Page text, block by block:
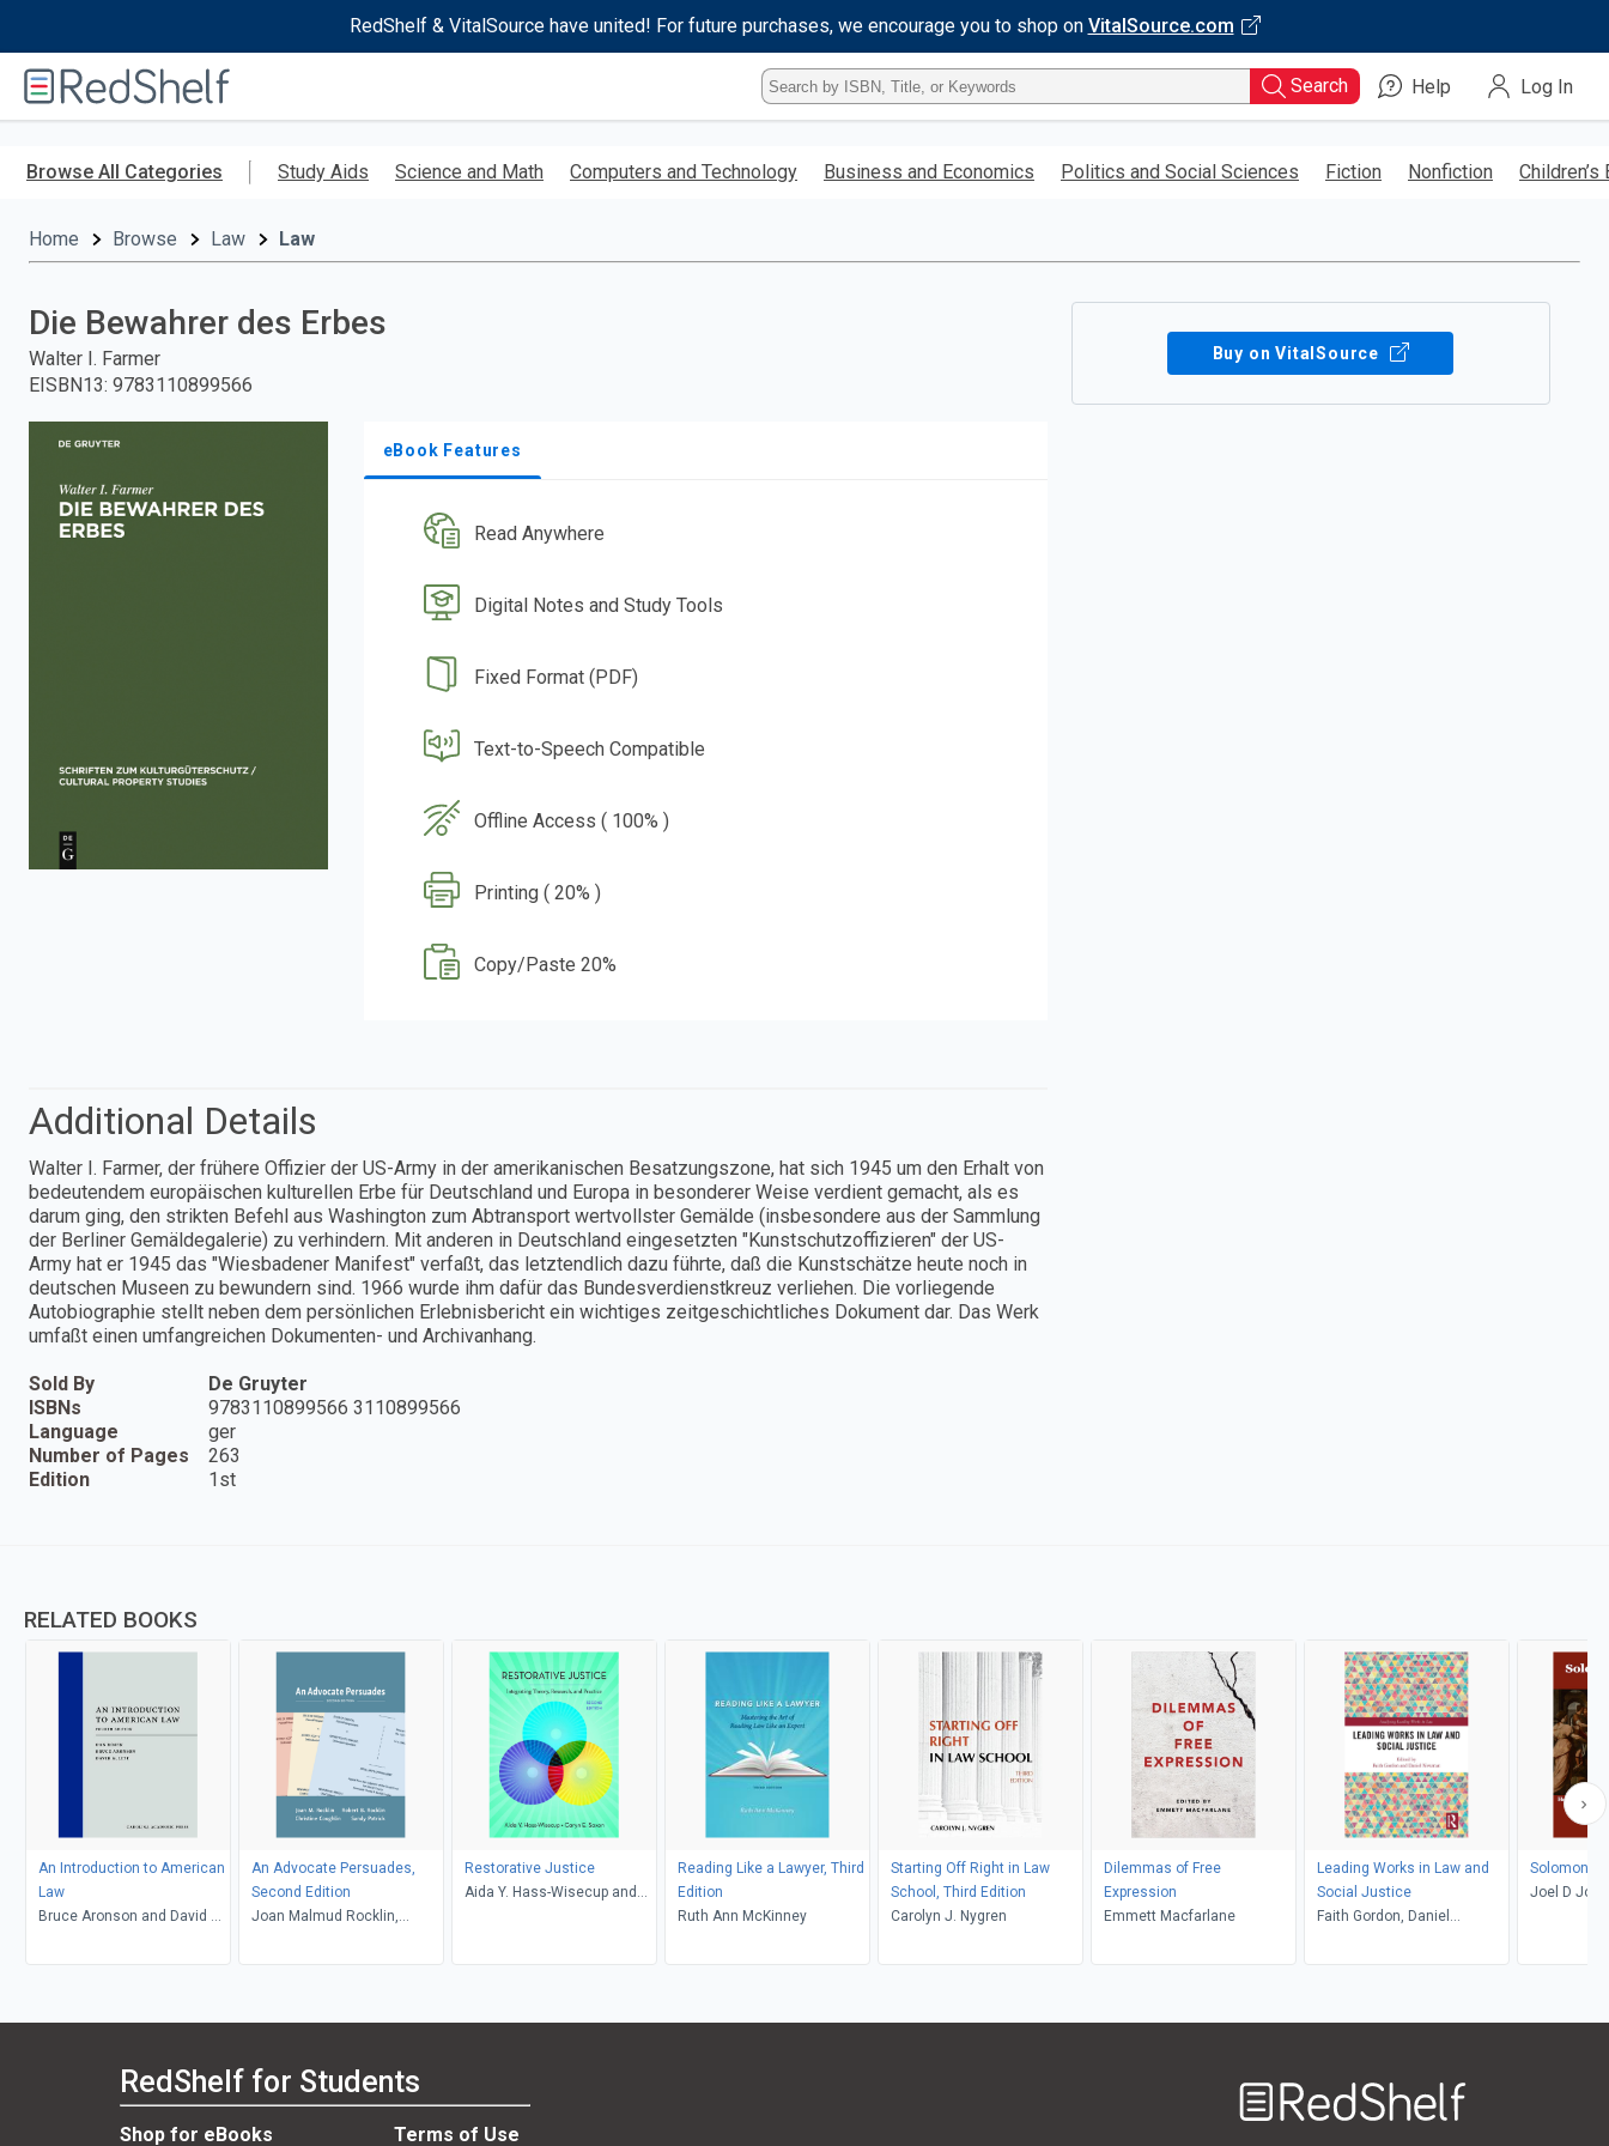
RedShelf & VitalSource have united! For future purchases, we encourage you to shop on VitalSource.com
RedShelf
Type
ISBN,
Title,
Keyword
Search Help Log In
Browse All Categories Study Aids Science and Math Computers and Technology Business and Economics Politics and Social Sciences Fiction Nonfiction Children’s
Home Browse Law Law
Die Bewahrer des Erbes
Walter I. Farmer
EISBN13: 9783110899566
eBook Features
Read Anywhere
Digital Notes and Study Tools
Fixed Format (PDF)
Text-to-Speech Compatible
Offline Access ( 100% )
Printing ( 20% )
Copy/Paste 20%
Buy on VitalSource
Additional Details
Walter I. Farmer, der frühere Offizier der US-Army in der amerikanischen Besatzungszone, hat sich 1945 um den Erhalt von
bedeutendem europäischen kulturellen Erbe für Deutschland und Europa in besonderer Weise verdient gemacht, als es
darum ging, den strikten Befehl aus Washington zum Abtransport wertvollster Gemälde (insbesondere aus der Sammlung
der Berliner Gemäldegalerie) zu verhindern. Mit anderen in Deutschland eingesetzten "Kunstschutzoffizieren" der US-
Army hat er 1945 das "Wiesbadener Manifest" verfaßt, das letztendlich dazu führte, daß die Kunstschätze heute noch in
deutschen Museen zu bewundern sind. 1966 wurde ihm dafür das Bundesverdienstkreuz verliehen. Die vorliegende
Autobiographie stellt neben dem persönlichen Erlebnisbericht ein wichtiges zeitgeschichtliches Dokument dar. Das Werk
umfaßt einen umfangreichen Dokumenten- und Archivanhang.
Sold By
De Gruyter
ISBNs
9783110899566 3110899566
Language
ger
Number of Pages
263
Edition
1st
RELATED BOOKS
An Introduction to American
Law
Bruce Aronson and David G.
An Advocate Persuades,
Second Edition
Joan Malmud Rocklin,
Sandy Patrick, Robert B.
Restorative Justice
Aida Y. Hass-Wisecup and
Reading Like a Lawyer, Third
Edition
Ruth Ann McKinney
Starting Off Right in Law
School, Third Edition
Carolyn J. Nygren
Dilemmas of Free
Expression
Emmett Macfarlane
Leading Works in Law and
Social Justice
Faith Gordon, Daniel
Solomonic
Joel D
RedShelf for Students
Shop for eBooks Terms of Use